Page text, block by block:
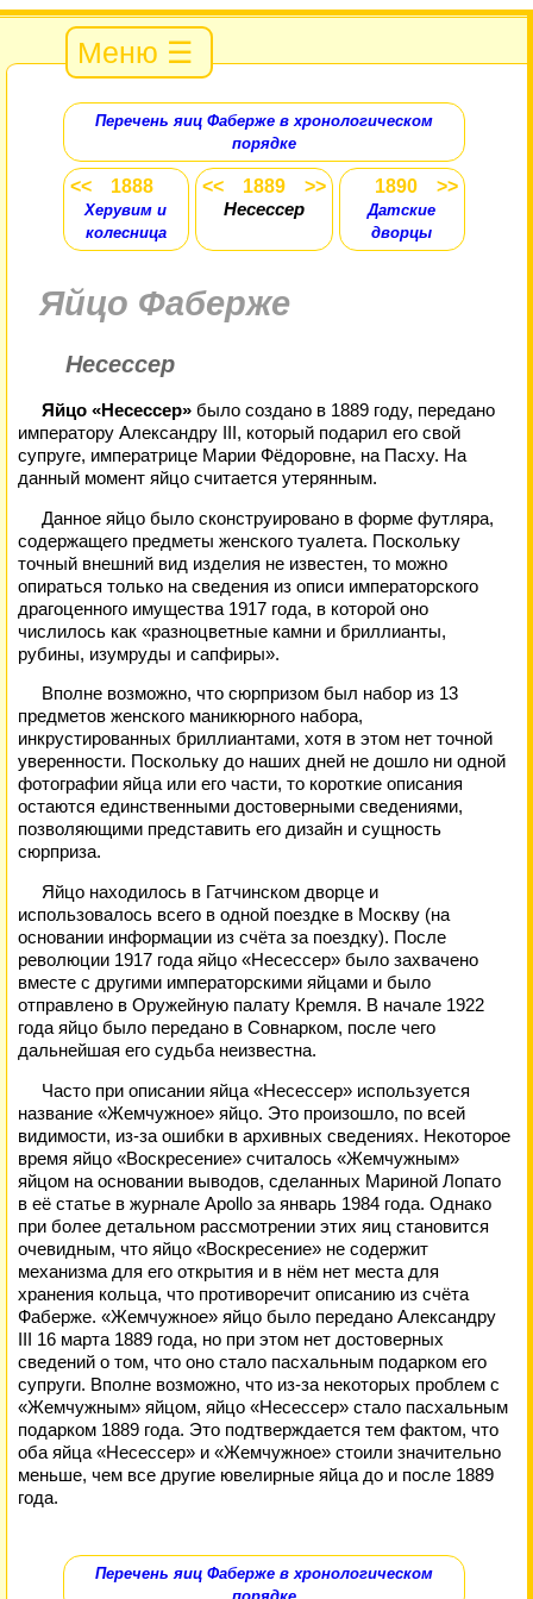
Меню ☰
Перечень яиц Фаберже в хронологическом
порядке
<< 1888
Херувим и
колесница
<< 1889 >>
Несессер
1890 >>
Датские
дворцы
Яйцо Фаберже
Несессер
Яйцо «Несессер» было создано в 1889 году, передано
императору Александру III, который подарил его свой
супруге, императрице Марии Фёдоровне, на Пасху. На
данный момент яйцо считается утерянным.
Данное яйцо было сконструировано в форме футляра,
содержащего предметы женского туалета. Поскольку
точный внешний вид изделия не известен, то можно
опираться только на сведения из описи императорского
драгоценного имущества 1917 года, в которой оно
числилось как «разноцветные камни и бриллианты,
рубины, изумруды и сапфиры».
Вполне возможно, что сюрпризом был набор из 13
предметов женского маникюрного набора,
инкрустированных бриллиантами, хотя в этом нет точной
уверенности. Поскольку до наших дней не дошло ни одной
фотографии яйца или его части, то короткие описания
остаются единственными достоверными сведениями,
позволяющими представить его дизайн и сущность
сюрприза.
Яйцо находилось в Гатчинском дворце и
использовалось всего в одной поездке в Москву (на
основании информации из счёта за поездку). После
революции 1917 года яйцо «Несессер» было захвачено
вместе с другими императорскими яйцами и было
отправлено в Оружейную палату Кремля. В начале 1922
года яйцо было передано в Совнарком, после чего
дальнейшая его судьба неизвестна.
Часто при описании яйца «Несессер» используется
название «Жемчужное» яйцо. Это произошло, по всей
видимости, из-за ошибки в архивных сведениях. Некоторое
время яйцо «Воскресение» считалось «Жемчужным»
яйцом на основании выводов, сделанных Мариной Лопато
в её статье в журнале Apollo за январь 1984 года. Однако
при более детальном рассмотрении этих яиц становится
очевидным, что яйцо «Воскресение» не содержит
механизма для его открытия и в нём нет места для
хранения кольца, что противоречит описанию из счёта
Фаберже. «Жемчужное» яйцо было передано Александру
III 16 марта 1889 года, но при этом нет достоверных
сведений о том, что оно стало пасхальным подарком его
супруги. Вполне возможно, что из-за некоторых проблем с
«Жемчужным» яйцом, яйцо «Несессер» стало пасхальным
подарком 1889 года. Это подтверждается тем фактом, что
оба яйца «Несессер» и «Жемчужное» стоили значительно
меньше, чем все другие ювелирные яйца до и после 1889
года.
Перечень яиц Фаберже в хронологическом